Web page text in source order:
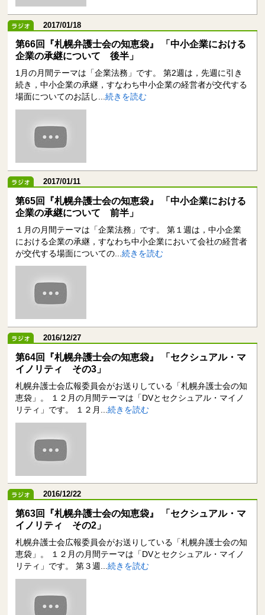
2017/01/18
第66回『札幌弁護士会の知恵袋』 「中小企業における
企業の承継について 後半」
1月の月間テーマは「企業法務」です。 第2週は，先週に引き
続き，中小企業の承継，すなわち中小企業の経営者が交代する
場面についてのお話し...続きを読む
2017/01/11
第65回『札幌弁護士会の知恵袋』 「中小企業における
企業の承継について 前半」
１月の月間テーマは「企業法務」です。 第１週は，中小企業
における企業の承継，すなわち中小企業において会社の経営者
が交代する場面についての...続きを読む
2016/12/27
第64回『札幌弁護士会の知恵袋』 「セクシュアル・マ
イノリティ その3」
札幌弁護士会広報委員会がお送りしている「札幌弁護士会の知
恵袋」。 １２月の月間テーマは「DVとセクシュアル・マイノ
リティ」です。 １２月...続きを読む
2016/12/22
第63回『札幌弁護士会の知恵袋』 「セクシュアル・マ
イノリティ その2」
札幌弁護士会広報委員会がお送りしている「札幌弁護士会の知
恵袋」。 １２月の月間テーマは「DVとセクシュアル・マイノ
リティ」です。 第３週...続きを読む